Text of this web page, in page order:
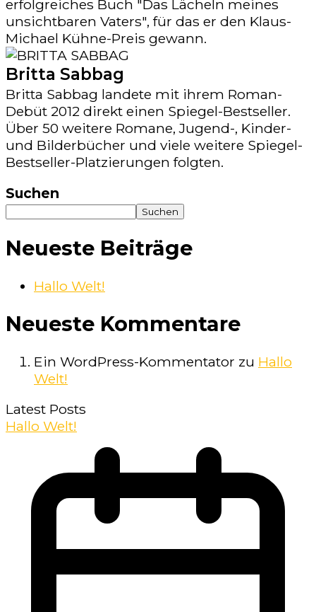
erfolgreiches Buch "Das Lächeln meines
unsichtbaren Vaters", für das er den Klaus-
Michael Kühne-Preis gewann.
Britta Sabbag
Britta Sabbag landete mit ihrem Roman-
Debüt 2012 direkt einen Spiegel-Bestseller.
Über 50 weitere Romane, Jugend-, Kinder-
und Bilderbücher und viele weitere Spiegel-
Bestseller-Platzierungen folgten.
Suchen
Suchen
Neueste Beiträge
Hallo Welt!
Neueste Kommentare
Ein WordPress-Kommentator zu Hallo
Welt!
Latest Posts
Hallo Welt!